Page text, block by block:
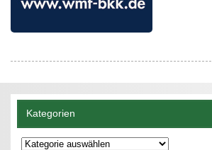
Kategorien
Kategorien